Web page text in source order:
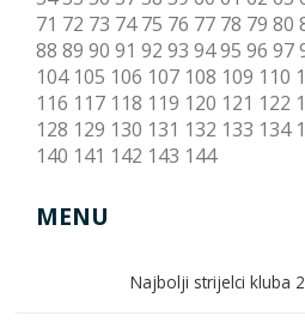
71 72 73 74 75 76 77 78 79 80
88 89 90 91 92 93 9495 96 97
104 105 106 107 108 109 110
116 117 118 119 120 121 122
128 129 130 131 132 133 134
140 141 142 143 144
MENU
Najbolji strijelci kluba